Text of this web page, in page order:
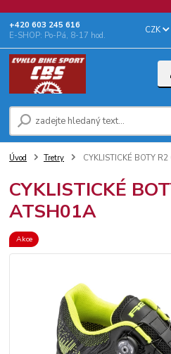
CZK
+‭420 603 245 616‬
E-SHOP: Po-Pá, 8-17 hod.
Úvod Tretry CYKLISTICKÉ BOTY
CYKLISTICKÉ
ATSH01A
Akce